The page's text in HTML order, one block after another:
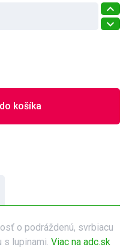
košíka
o podráždenú, svrbiacu
s lupinami. Viac na adc.sk